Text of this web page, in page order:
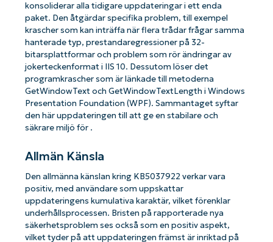
konsoliderar alla tidigare uppdateringar i ett enda
paket. Den åtgärdar specifika problem, till exempel
krascher som kan inträffa när flera trådar frågar samma
hanterade typ, prestandaregressioner på 32-
bitarsplattformar och problem som rör ändringar av
jokerteckenformat i IIS 10. Dessutom löser det
programkrascher som är länkade till metoderna
GetWindowText och GetWindowTextLength i Windows
Presentation Foundation (WPF). Sammantaget syftar
den här uppdateringen till att ge en stabilare och
säkrare miljö för .
Allmän Känsla
Den allmänna känslan kring KB5037922 verkar vara
positiv, med användare som uppskattar
uppdateringens kumulativa karaktär, vilket förenklar
underhållsprocessen. Bristen på rapporterade nya
säkerhetsproblem ses också som en positiv aspekt,
vilket tyder på att uppdateringen främst är inriktad på